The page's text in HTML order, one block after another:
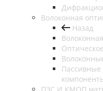
Волоконная
Назад
Пассивные